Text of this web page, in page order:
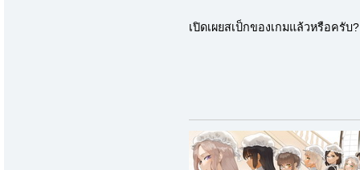
เปิดเผยสเป็กของเกมแล้วหรือครับ?